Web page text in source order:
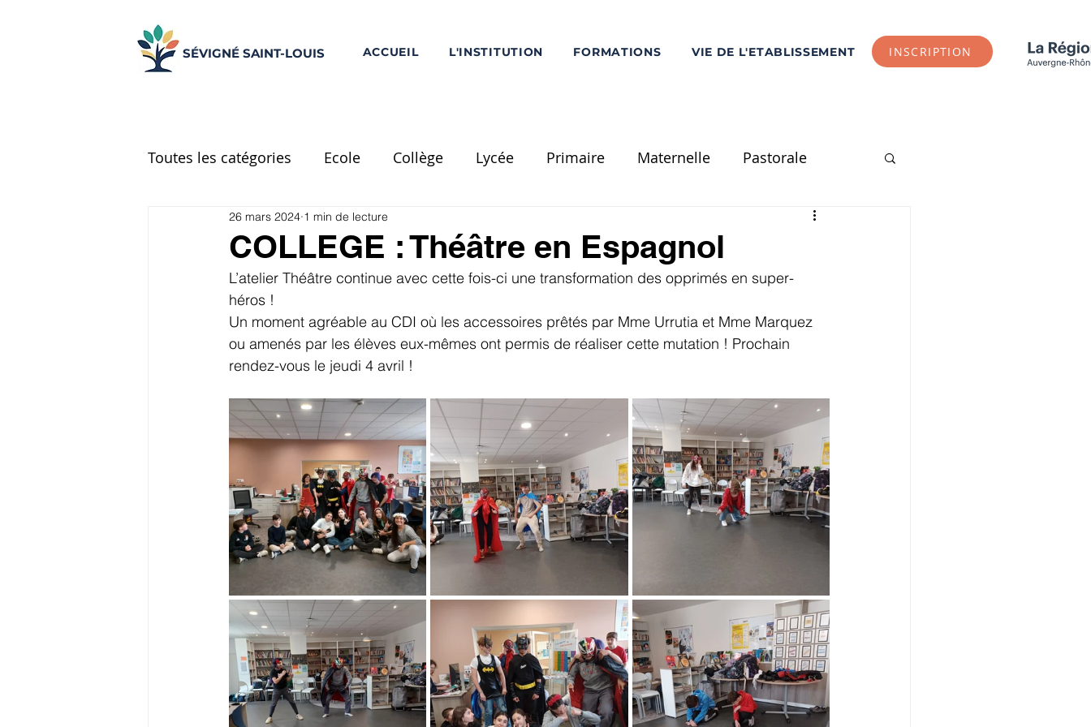
SÉVIGNÉ SAINT-LOUIS ACCUEIL L'INSTITUTION FORMATIONS VIE DE L'ETABLISSEMENT INSCRIPTION
Toutes les catégories Ecole Collège Lycée Primaire Maternelle Pastorale
Ecole Place d'Espagne Ecole Saint-Louis
Réseau d'aide Divers Réalisation / Travaux Voyage Scolaire Arts Plastiques
Centre de documentation Pôle Supérieur Chorale - Musique
COLLEGE : Théâtre en Espagnol
26 mars 2024 1 min de lecture
L’atelier Théâtre continue avec cette fois-ci une transformation des opprimés en super-
héros !
Un moment agréable au CDI où les accessoires prêtés par Mme Urrutia et Mme Marquez
ou amenés par les élèves eux-mêmes ont permis de réaliser cette mutation ! Prochain
rendez-vous le jeudi 4 avril !